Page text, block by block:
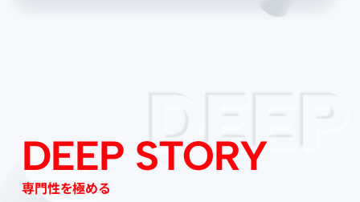
DEEP
DEEP STORY
専門性を極める